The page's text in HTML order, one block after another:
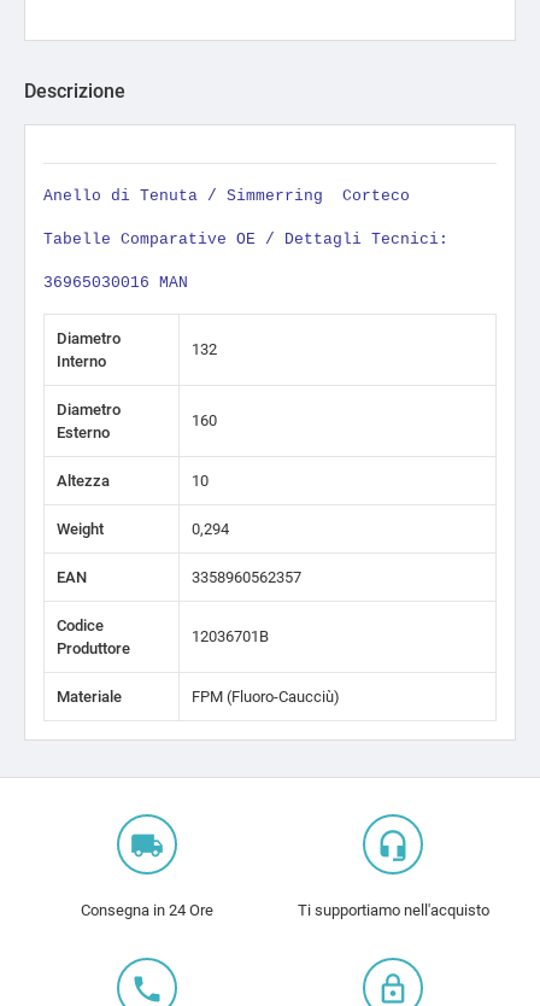
Descrizione
Anello di Tenuta / Simmerring Corteco
Tabelle Comparative OE / Dettagli Tecnici:
36965030016 MAN
Diametro
Interno
132
Diametro
Esterno
160
Altezza 10
Weight 0,294
EAN 3358960562357
Codice
Produttore
12036701B
Materiale FPM (Fluoro-Caucciù)
local_shipping
Consegna in 24 Ore
headset_mic
Ti supportiamo nell'acquisto
local_phone lock_outline